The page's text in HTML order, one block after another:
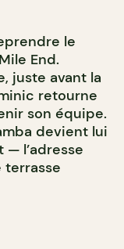
le
End.
juste avant la
retourne
son équipe.
devient lui
— l’adresse
terrasse